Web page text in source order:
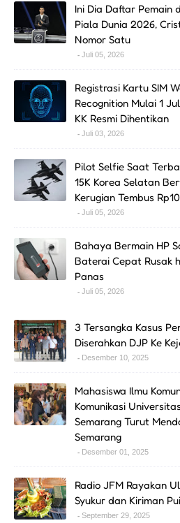
Ini Dia Daftar Pemain
Piala Dunia 2026,
Nomor Satu
Juli 05, 2026
Registrasi Kartu SIM
Recognition Mulai 1
KK Resmi Dihentikan
Juli 03, 2026
Pilot Selfie Saat
15K Korea Selatan
Kerugian Tembus
Juli 05, 2026
Bahaya Bermain HP
Baterai Cepat Rusak
Panas
Juli 05, 2026
3 Tersangka Kasus
Diserahkan DJP Ke
Desember 10, 2025
Mahasiswa Ilmu
Komunikasi
Semarang Turut
Semarang
Desember 01, 2025
Radio JFM Rayakan
Syukur dan Kiriman
September 29, 2025